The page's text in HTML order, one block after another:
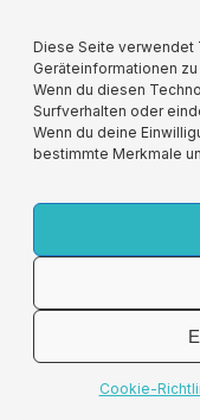
Diese Seite verwendet
Geräteinformationen
Wenn du diesen
Surfverhalten oder
Wenn du deine
bestimmte Merkmale
Cookie-
Spielfriese.de